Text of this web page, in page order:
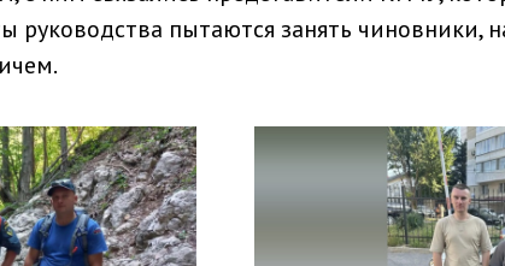
руководства пытаются занять чиновники,